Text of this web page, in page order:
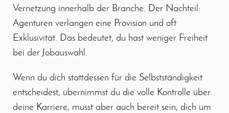
Vernetzung innerhalb der Branche. Der Nachteil:
Agenturen verlangen eine Provision und oft
Exklusivität. Das bedeutet, du hast weniger Freiheit
bei der Jobauswahl.
Wenn du dich stattdessen für die Selbstständigkeit
entscheidest, übernimmst du die volle Kontrolle über
deine Karriere, musst aber auch bereit sein, dich um